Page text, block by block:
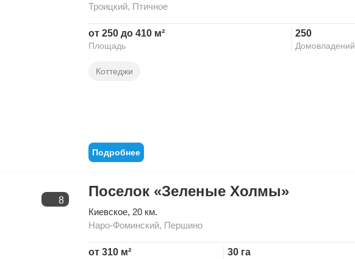
Троицкий, Птичное
от 250 до 410 м²
Площадь
250
Домовладений
Коттеджи
Подробнее
8
Поселок «Зеленые Холмы»
Киевское, 20 км.
Наро-Фоминский, Першино
от 310 м² 30 га